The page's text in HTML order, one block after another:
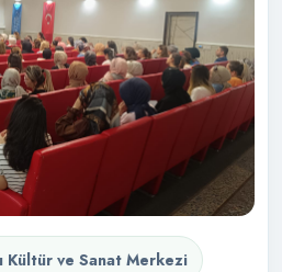
Kültür ve Sanat Merkezi